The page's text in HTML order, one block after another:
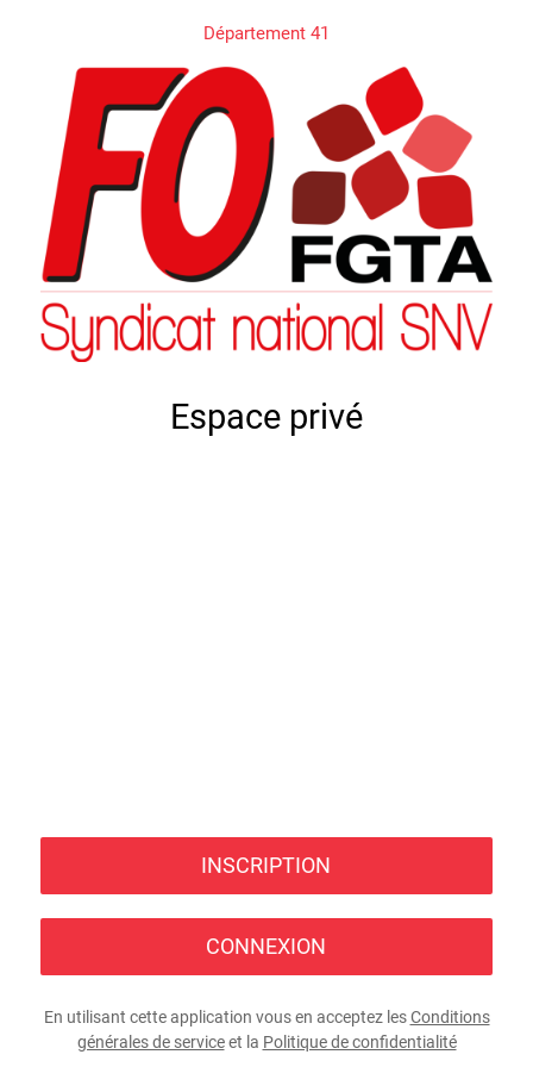
Département 41
Espace privé
INSCRIPTION
CONNEXION
En utilisant cette application vous en acceptez lesConditions
générales de serviceet la Politique de confidentialité